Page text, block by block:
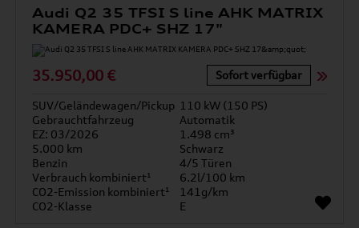
Audi Q2 35 TFSI S line AHK MATRIX
KAMERA PDC+ SHZ 17"
35.950,00 € Sofort verfügbar
SUV/Geländewagen/Pickup 110 kW (150 PS)
Gebrauchtfahrzeug
Automatik
EZ: 03/2026
1.498 cm³
5.000 km
Schwarz
Benzin
4/5 Türen
Verbrauch kombiniert¹
6.2l/100 km
CO2-Emission kombiniert¹
141g/km
CO2-Klasse
E